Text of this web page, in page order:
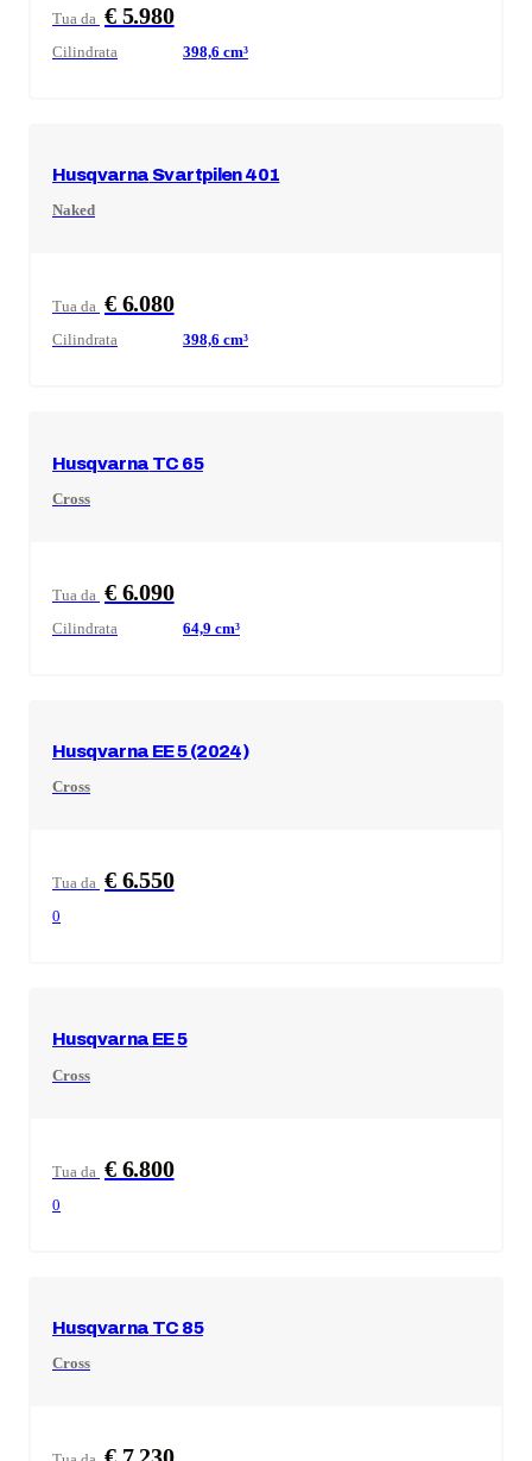
Tua da € 5.980
Cilindrata 398,6 cm³
Husqvarna Svartpilen 401
Naked
Tua da € 6.080
Cilindrata 398,6 cm³
Husqvarna TC 65
Cross
Tua da € 6.090
Cilindrata 64,9 cm³
Husqvarna EE 5 (2024)
Cross
Tua da € 6.550
0
Husqvarna EE 5
Cross
Tua da € 6.800
0
Husqvarna TC 85
Cross